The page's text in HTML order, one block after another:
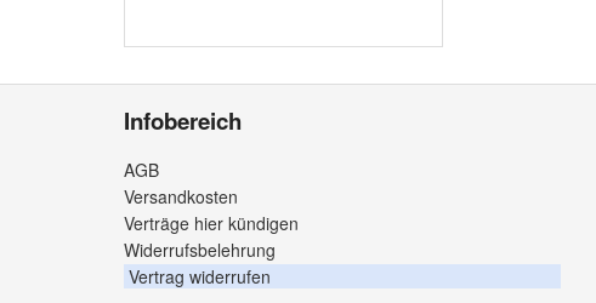
Infobereich
AGB
Versandkosten
Verträge hier kündigen
Widerrufsbelehrung
Vertrag widerrufen